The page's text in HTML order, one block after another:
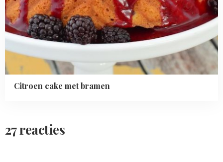
Citroen cake met bramen
27 reacties